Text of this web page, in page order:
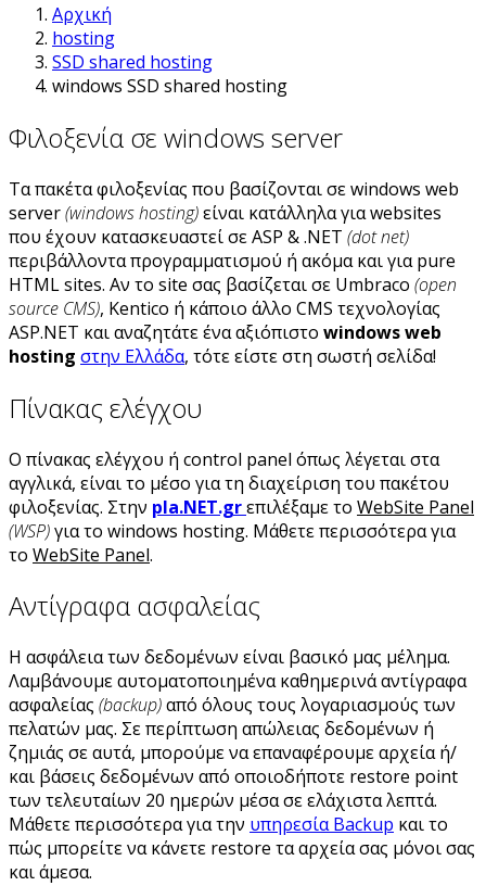
Αρχική
hosting
SSD shared hosting
windows SSD shared hosting
Φιλοξενία σε windows server
Τα πακέτα φιλοξενίας που βασίζονται σε windows web
server(windows hosting)είναι κατάλληλα για websites
που έχουν κατασκευαστεί σε ASP & .NET (dot net)
περιβάλλοντα προγραμματισμού ή ακόμα και για pure
HTML sites. Αν το site σας βασίζεται σε Umbraco (open
source CMS), Kentico ή κάποιο άλλο CMS τεχνολογίας
ASP.NET και αναζητάτε ένα αξιόπιστο windows web
hosting στην Ελλάδα, τότε είστε στη σωστή σελίδα!
Πίνακας ελέγχου
Ο πίνακας ελέγχου ή control panel όπως λέγεται στα
αγγλικά, είναι το μέσο για τη διαχείριση του πακέτου
φιλοξενίας. Στην pla.NET.grεπιλέξαμε το WebSite Panel
(WSP)για το windows hosting. Μάθετε περισσότερα για
το WebSite Panel.
Αντίγραφα ασφαλείας
Η ασφάλεια των δεδομένων είναι βασικό μας μέλημα.
Λαμβάνουμε αυτοματοποιημένα καθημερινά αντίγραφα
ασφαλείας (backup)από όλους τους λογαριασμούς των
πελατών μας. Σε περίπτωση απώλειας δεδομένων ή
ζημιάς σε αυτά, μπορούμε να επαναφέρουμε αρχεία ή/
και βάσεις δεδομένων από οποιοδήποτε restore point
των τελευταίων 20 ημερών μέσα σε ελάχιστα λεπτά.
Μάθετε περισσότερα για την υπηρεσία Backup και το
πώς μπορείτε να κάνετε restore τα αρχεία σας μόνοι σας
και άμεσα.